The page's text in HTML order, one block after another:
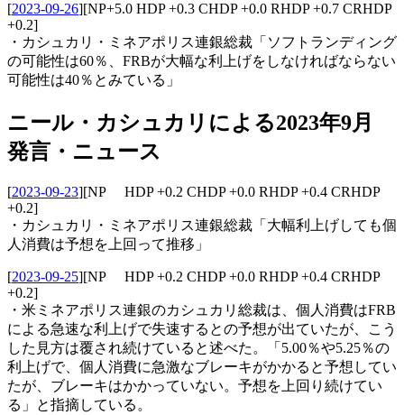
[2023-09-26][NP+5.0 HDP +0.3 CHDP +0.0 RHDP +0.7 CRHDP
+0.2]
・カシュカリ・ミネアポリス連銀総裁「ソフトランディング
の可能性は60％、FRBが大幅な利上げをしなければならない
可能性は40％とみている」
ニール・カシュカリによる2023年9月
発言・ニュース
[2023-09-23][NP HDP +0.2 CHDP +0.0 RHDP +0.4 CRHDP
+0.2]
・カシュカリ・ミネアポリス連銀総裁「大幅利上げしても個
人消費は予想を上回って推移」
[2023-09-25][NP HDP +0.2 CHDP +0.0 RHDP +0.4 CRHDP
+0.2]
・米ミネアポリス連銀のカシュカリ総裁は、個人消費はFRB
による急速な利上げで失速するとの予想が出ていたが、こう
した見方は覆され続けていると述べた。「5.00％や5.25％の
利上げで、個人消費に急激なブレーキがかかると予想してい
たが、ブレーキはかかっていない。予想を上回り続けてい
る」と指摘している。